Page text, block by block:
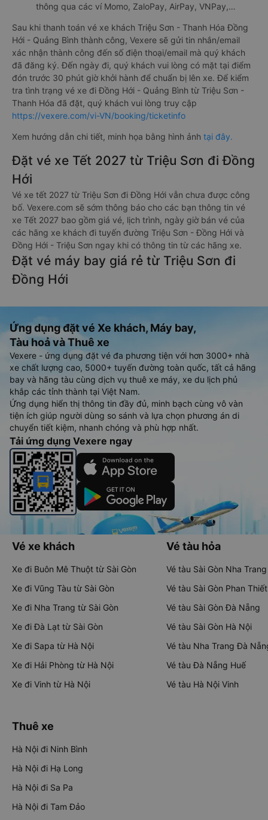
thông qua các ví Momo, ZaloPay, AirPay, VNPay,…
Sau khi thanh toán vé xe khách Triệu Sơn - Thanh Hóa Đồng
Hới - Quảng Bình thành công, Vexere sẽ gửi tin nhắn/email
xác nhận thành công đến số điện thoại/email mà quý khách
đã đăng ký. Đến ngày đi, quý khách vui lòng có mặt tại điểm
đón trước 30 phút giờ khởi hành để chuẩn bị lên xe. Để kiểm
tra tình trạng vé xe đi Đồng Hới - Quảng Bình từ Triệu Sơn -
Thanh Hóa đã đặt, quý khách vui lòng truy cập
https://vexere.com/vi-VN/booking/ticketinfo
Xem hướng dẫn chi tiết, minh họa bằng hình ảnh tại đây.
Đặt vé xe Tết 2027 từ Triệu Sơn đi Đồng
Hới
Vé xe tết 2027 từ Triệu Sơn đi Đồng Hới vẫn chưa được công
bố. Vexere.com sẽ sớm thông báo cho các bạn thông tin vé
xe Tết 2027 bao gồm giá vé, lịch trình, ngày giờ bán vé của
các hãng xe khách đi tuyến đường Triệu Sơn - Đồng Hới và
Đồng Hới - Triệu Sơn ngay khi có thông tin từ các hãng xe.
Đặt vé máy bay giá rẻ từ Triệu Sơn đi
Đồng Hới
Ứng dụng đặt vé Xe khách, Máy bay,
Tàu hoả và Thuê xe
Vexere - ứng dụng đặt vé đa phương tiện với hơn 3000+ nhà
xe chất lượng cao, 5000+ tuyến đường toàn quốc, tất cả hãng
bay và hãng tàu cùng dịch vụ thuê xe máy, xe du lịch phủ
khắp các tỉnh thành tại Việt Nam.
Ứng dụng hiển thị thông tin đầy đủ, minh bạch cùng vô vàn
tiện ích giúp người dùng so sánh và lựa chọn phương án di
chuyển tiết kiệm, nhanh chóng và phù hợp nhất.
Tải ứng dụng Vexere ngay
Vé xe khách
Xe đi Buôn Mê Thuột từ Sài Gòn
Xe đi Vũng Tàu từ Sài Gòn
Xe đi Nha Trang từ Sài Gòn
Xe đi Đà Lạt từ Sài Gòn
Xe đi Sapa từ Hà Nội
Xe đi Hải Phòng từ Hà Nội
Xe đi Vinh từ Hà Nội
Vé tàu hỏa
Vé tàu Sài Gòn Nha Trang
Vé tàu Sài Gòn Phan Thiết
Vé tàu Sài Gòn Đà Nẵng
Vé tàu Sài Gòn Hà Nội
Vé tàu Nha Trang Đà
Vé tàu Đà Nẵng Huế
Vé tàu Hà Nội Vinh
Thuê xe
Hà Nội đi Ninh Bình
Hà Nội đi Hạ Long
Hà Nội đi Sa Pa
Hà Nội đi Tam Đảo